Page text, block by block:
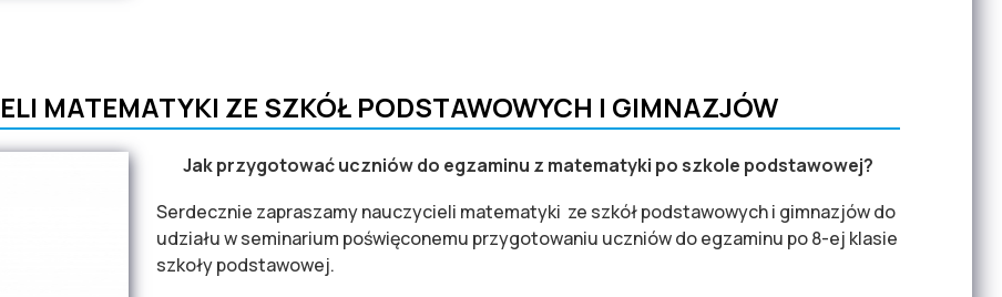
i formy egzaminu ósmoklasisty dla uczniów o specjalnych potrzebach edukacyjnych?
MATEMATYKI ZE SZKÓŁ PODSTAWOWYCH I GIMNAZJÓW
Jak przygotować uczniów do egzaminu z matematyki po szkole podstawowej?
Serdecznie zapraszamy nauczycieli matematyki ze szkół podstawowych i gimnazjów do
udziału w seminarium poświęconemu przygotowaniu uczniów do egzaminu po 8-ej klasie
szkoły podstawowej.